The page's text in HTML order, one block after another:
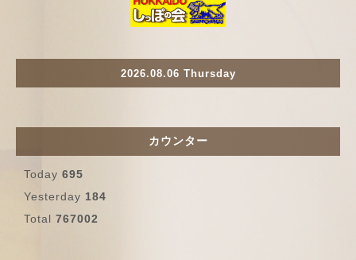
2026.08.06 Thursday
カウンター
Today 695
Yesterday 184
Total 767002